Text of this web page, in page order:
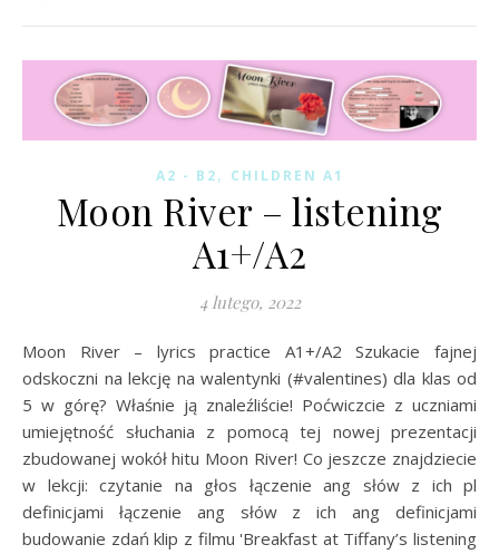
A2 - B2, CHILDREN A1
Moon River – listening
A1+/A2
4 lutego, 2022
Moon River – lyrics practice A1+/A2 Szukacie fajnej
odskoczni na lekcję na walentynki (#valentines) dla klas od
5 w górę? Właśnie ją znaleźliście! Poćwiczcie z uczniami
umiejętność słuchania z pomocą tej nowej prezentacji
zbudowanej wokół hitu Moon River! Co jeszcze znajdziecie
w lekcji: czytanie na głos łączenie ang słów z ich pl
definicjami łączenie ang słów z ich ang definicjami
budowanie zdań klip z filmu 'Breakfast at Tiffany’s listening